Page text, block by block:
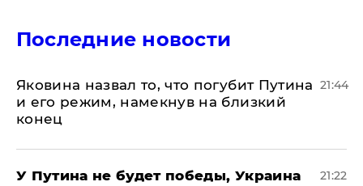
Последние новости
Яковина назвал то, что погубит Путина
и его режим, намекнув на близкий
конец
21:44
У Путина не будет победы, Украина
21:22